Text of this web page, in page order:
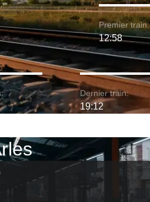
Premier train:
12:58
Dernier train:
19:12